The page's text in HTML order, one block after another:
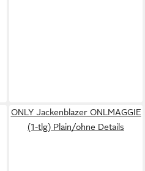
ONLY Jackenblazer ONLMAGGIE
(1-tlg) Plain/ohne Details